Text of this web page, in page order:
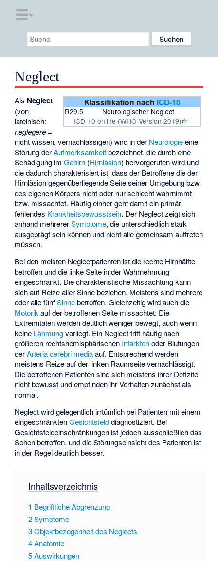
Neglect
Klassifikation nach ICD-10
R29.5
Neurologischer Neglect
ICD-10 online (WHO-Version 2019)
Als Neglect
(von
lateinisch:
neglegere =
nicht wissen, vernachlässigen) wird in der Neurologieeine
Störung derAufmerksamkeitbezeichnet, die durch eine
Schädigung imGehirn (Hirnläsion) hervorgerufen wird und
die dadurch charakterisiert ist, dass der Betroffene die der
Hirnläsion gegenüberliegende Seite seiner Umgebung bzw.
des eigenen Körpers nicht oder nur schlecht wahrnimmt
bzw. missachtet. Häufig einher geht damit ein primär
fehlendes Krankheitsbewusstsein. Der Neglect zeigt sich
anhand mehrererSymptome, die unterschiedlich stark
ausgeprägt sein können und nicht alle gemeinsam auftreten
müssen.
Bei den meisten Neglectpatienten ist die rechte Hirnhälfte
betroffen und die linke Seite in der Wahrnehmung
eingeschränkt. Die charakteristische Missachtung kann
sich auf Reize aller Sinne beziehen. Meistens sind mehrere
oder alle fünfSinnebetroffen. Gleichzeitig wird auch die
Motorik auf der betroffenen Seite missachtet: Die
Extremitäten werden deutlich weniger bewegt, auch wenn
keine Lähmungvorliegt. Ein Neglect tritt häufig nach
größeren rechtshemisphärischen Infarktenoder Blutungen
derArteria cerebri mediaauf. Entsprechend werden
meistens Reize auf der linken Raumseite vernachlässigt.
Die betroffenen Patienten sind sich meistens ihrer Defizite
nicht bewusst und empfinden ihr Verhalten zunächst als
normal.
Neglect wird gelegentlich irrtümlich bei Patienten mit einem
eingeschränktenGesichtsfelddiagnostiziert. Bei
Gesichtsfeldeinschränkungen ist jedoch ausschließlich das
Sehen betroffen, und die Störungseinsicht des Patienten ist
in der Regel deutlich besser.
Inhaltsverzeichnis
1 Begriffliche Abgrenzung
2Symptome
3Objektbezogenheit des Neglects
4Anatomie
5Auswirkungen